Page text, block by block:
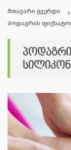
მთავარი გვერდი
პოდაგრის